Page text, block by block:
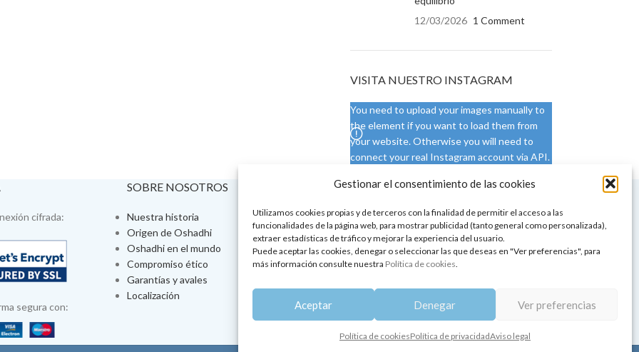
Gestionar el consentimiento de las cookies
Utilizamos cookies propias y de terceros con la finalidad de permitir el acceso a las
funcionalidades de la página web, para mostrar publicidad (tanto general como personalizada),
extraer estadísticas de tráfico y mejorar la experiencia del usuario.
Puede aceptar las cookies, denegar o seleccionar las que deseas en "Ver preferencias", para
más información consulte nuestra Política de cookies.
Aceptar Denegar Ver preferencias
Política de cookiesPolítica de privacidadAviso legal
12/03/2026 1 Comment
VISITA NUESTRO INSTAGRAM
You need to upload your images manually to
the element if you want to load them from
your website. Otherwise you will need to
connect your real Instagram account via API.
cifrada:
segura con:
SOBRE NOSOTROS
Nuestra historia
Origen de Oshadhi
Oshadhi en el mundo
Compromiso ético
Garantías y avales
Localización
VISÍTA NUESTRA SEDE
Tienda física
Talleres de aromaterapia
Tratamientos de belleza
Ayurveda
Aromaterapia y bienestar
CONDICIONES DE USO
Condiciones generales
Cambios y devoluciones
Formas de pago
Formas de envío